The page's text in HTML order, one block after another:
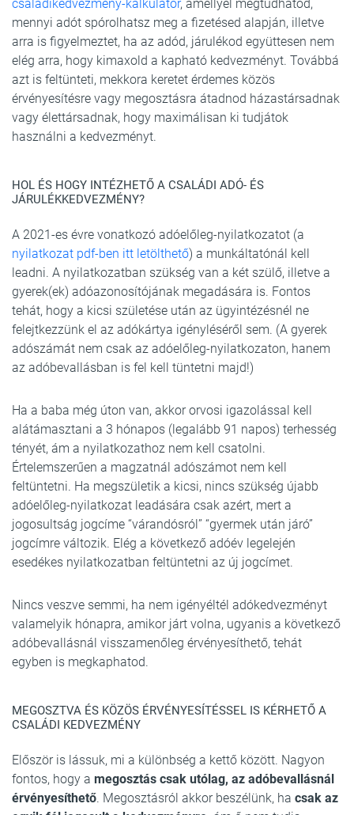
családikedvezmény-kalkulátor, amellyel megtudhatod,
mennyi adót spórolhatsz meg a fizetésed alapján, illetve
arra is figyelmeztet, ha az adód, járulékod együttesen nem
elég arra, hogy kimaxold a kapható kedvezményt. Továbbá
azt is feltünteti, mekkora keretet érdemes közös
érvényesítésre vagy megosztásra átadnod házastársadnak
vagy élettársadnak, hogy maximálisan ki tudjátok
használni a kedvezményt.
HOL ÉS HOGY INTÉZHETŐ A CSALÁDI ADÓ- ÉS
JÁRULÉKKEDVEZMÉNY?
A 2021-es évre vonatkozó adóelőleg-nyilatkozatot (a
nyilatkozat pdf-ben itt letölthető) a munkáltatónál kell
leadni. A nyilatkozatban szükség van a két szülő, illetve a
gyerek(ek) adóazonosítójának megadására is. Fontos
tehát, hogy a kicsi születése után az ügyintézésnél ne
felejtkezzünk el az adókártya igényléséről sem. (A gyerek
adószámát nem csak az adóelőleg-nyilatkozaton, hanem
az adóbevallásban is fel kell tüntetni majd!)
Ha a baba még úton van, akkor orvosi igazolással kell
alátámasztani a 3 hónapos (legalább 91 napos) terhesség
tényét, ám a nyilatkozathoz nem kell csatolni.
Értelemszerűen a magzatnál adószámot nem kell
feltüntetni. Ha megszületik a kicsi, nincs szükség újabb
adóelőleg-nyilatkozat leadására csak azért, mert a
jogosultság jogcíme “várandósról” “gyermek után járó”
jogcímre változik. Elég a következő adóév legelején
esedékes nyilatkozatban feltüntetni az új jogcímet.
Nincs veszve semmi, ha nem igényéltél adókedvezményt
valamelyik hónapra, amikor járt volna, ugyanis a következő
adóbevallásnál visszamenőleg érvényesíthető, tehát
egyben is megkaphatod.
MEGOSZTVA ÉS KÖZÖS ÉRVÉNYESÍTÉSSEL IS KÉRHETŐ A
CSALÁDI KEDVEZMÉNY
Először is lássuk, mi a különbség a kettő között. Nagyon
fontos, hogy a megosztás csak utólag, az adóbevallásnál
érvényesíthető. Megosztásról akkor beszélünk, ha csak az